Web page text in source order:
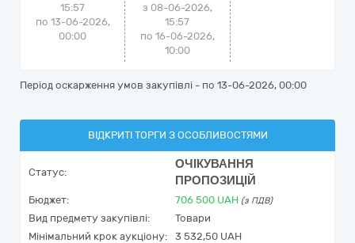
15:57
по 13-06-2026,
00:00
з 08-06-2026,
15:57
по 16-06-2026,
10:00
Період оскарження умов закупівлі - по 13-06-2026, 00:00
ВІДКРИТІ ТОРГИ З ОСОБЛИВОСТЯМИ
Статус:
ОЧІКУВАННЯ
ПРОПОЗИЦІЙ
Бюджет: 706 500 UAH (з ПДВ)
Вид предмету закупівлі:
Товари
Мінімальний крок аукціону:
3 532,50 UAH